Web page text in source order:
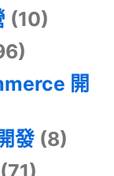
(10)
開
發(8)